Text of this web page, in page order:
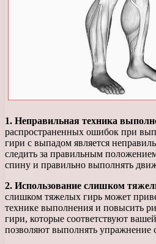
1. Неправильная техника
распространенных ошибок при
гири с выпадом является
следить за правильным
спину и правильно выполнять
2. Использование слишком
слишком тяжелых гирь может
технике выполнения и повысить
гири, которые соответствуют
позволяют выполнять упражнение